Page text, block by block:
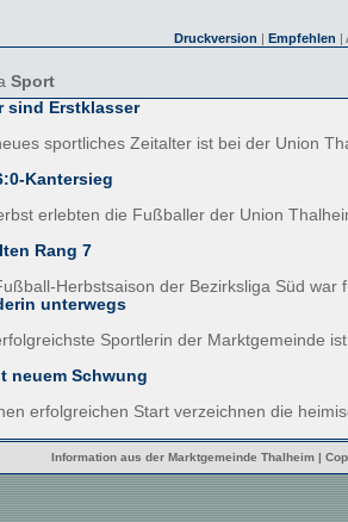
Druckversion | Empfehlen |
Sport
sind Erstklasser
sportliches Zeitalter ist bei der Union
Kantersieg
erlebten die Fußballer der Union
Rang 7
Herbstsaison der Bezirksliga Süd war
unterwegs
Sportlerin der Marktgemeinde
neuem Schwung
erfolgreichen Start verzeichnen die
Information aus der Marktgemeinde Thalheim |